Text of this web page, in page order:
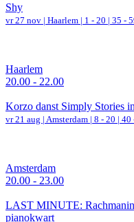
Shy
vr 27 nov | Haarlem | 1 - 20 | 35 -
Haarlem
20.00 - 22.00
Korzo danst Simply Stories
vr 21 aug | Amsterdam | 8 - 20 | 40
Amsterdam
20.00 - 23.00
LAST MINUTE:
pianokwart